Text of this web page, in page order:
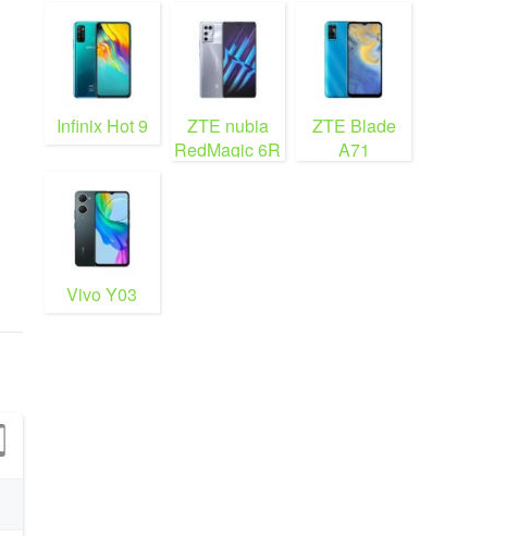
Infinix Hot 9
ZTE nubia
RedMagic 6R
ZTE Blade
A71
Vivo Y03